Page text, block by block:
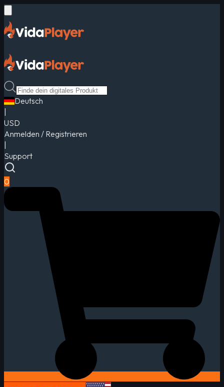
Deutsch
USD
Anmelden / Registrieren
Support
0